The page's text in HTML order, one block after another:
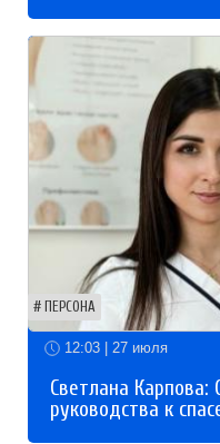
ПЕРСОНА
12:03 | 27 июля
Светлана Карпова:
руководства к